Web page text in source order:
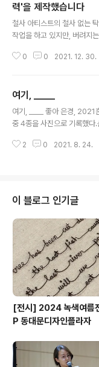
한지 생각해 볼 수 있는 문장
목요일 기록을 홈페이지에
om/treesthursdays.html2
나무 문장을 철사로 옮겨 썼
동안 철사로 옮겨쓴 ..
력'을 제작했습니다
철사 아티스트의 철사 없는
작업을 하고 있지만, 버려지
일상에서 버려지는 철사를 수
을 시작하고 보니 정말 아주
많았어요. 새로 살 겨를이 없
숍을 통해 사람들을 만나며
이에요. 게다가 그 물건들이
0 0 2021. 12. 30.
여기, _____
여기, ____ 좋아 은경, 2021
중 4종을 사진으로 기록했다
나무, 이팝나무, 느티나무, 무
나는 2018년 폭염을 겪고 나
했다. 미래에 도래할 기후위
것이다.전에 없던 위기감을
무와 숲이 우리를 보호하고
바탕으로 2018년에는 개인
2 0 2021. 8. 24.
이 블로그 인기글
[전시] 2024 녹색여름
P 동대문디자인플라자